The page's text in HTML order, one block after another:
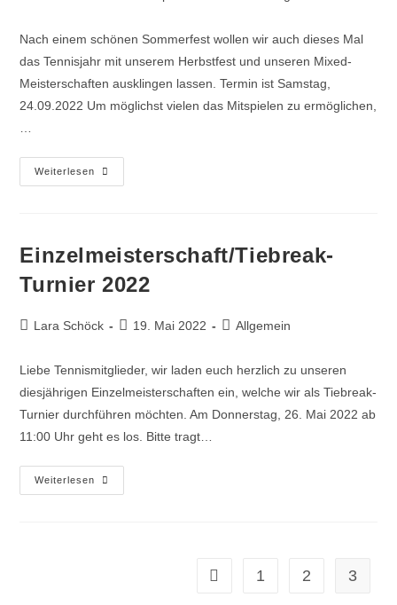
Nach einem schönen Sommerfest wollen wir auch dieses Mal
das Tennisjahr mit unserem Herbstfest und unseren Mixed-
Meisterschaften ausklingen lassen. Termin ist Samstag,
24.09.2022 Um möglichst vielen das Mitspielen zu ermöglichen,
Weiterlesen
Einzelmeisterschaft/Tiebreak-
Turnier 2022
Lara Schöck 19. Mai 2022 Allgemein
Liebe Tennismitglieder, wir laden euch herzlich zu unseren
diesjährigen Einzelmeisterschaften ein, welche wir als Tiebreak-
Turnier durchführen möchten. Am Donnerstag, 26. Mai 2022 ab
11:00 Uhr geht es los. Bitte tragt…
Weiterlesen
1 2 3